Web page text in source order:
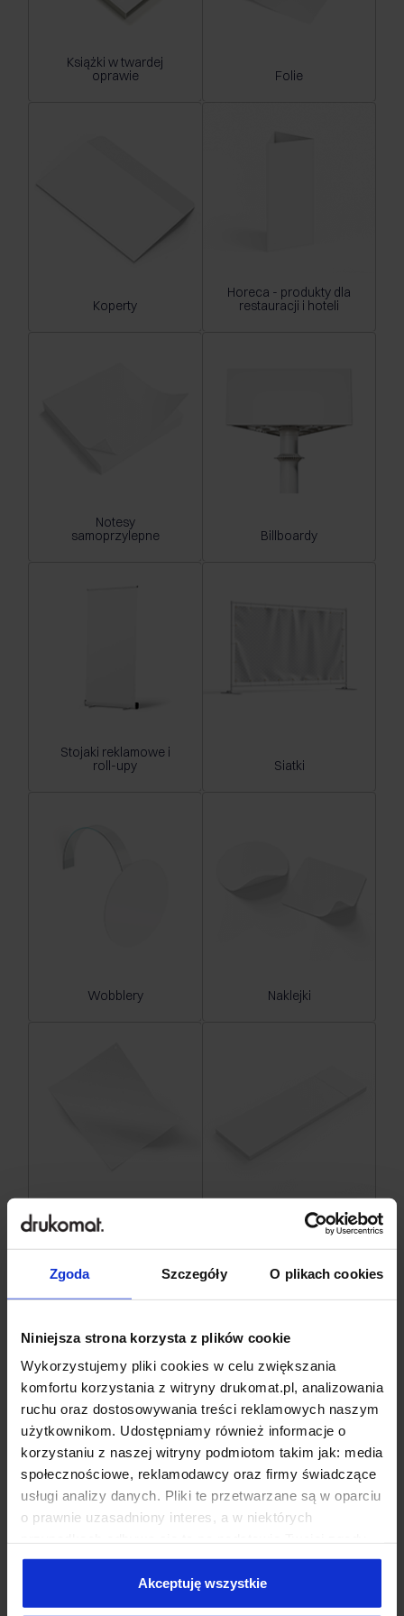
Zgoda Szczegóły O plikach cookies
Niniejsza strona korzysta z plików cookie
Wykorzystujemy pliki cookies w celu zwiększania
komfortu korzystania z witryny drukomat.pl, analizowania
ruchu oraz dostosowywania treści reklamowych naszym
użytkownikom. Udostępniamy również informacje o
korzystaniu z naszej witryny podmiotom takim jak: media
społecznościowe, reklamodawcy oraz firmy świadczące
usługi analizy danych. Pliki te przetwarzane są w oparciu
o prawnie uzasadniony interes, a w niektórych
Niektóre z plików cookies dostarczane i przetwarzane są
przez naszych zewnętrznych partnerów, z których listą
możesz zapoznać się poniżej. Klikając “Akceptuję
Akceptuję wszystkie
Książki w twardej
oprawie
Folie
Koperty
Horeca - produkty dla
restauracji i hoteli
Notesy
samoprzylepne
Billboardy
Stojaki reklamowe i
roll-upy
Siatki
Wobblery Naklejki
Numery startowe
Backlight Papier pakowy